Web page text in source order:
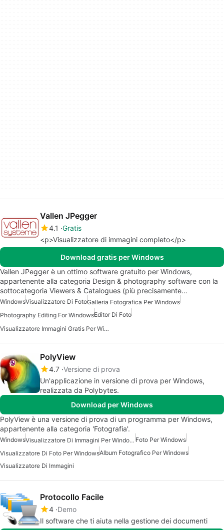
Vallen JPegger
4.1 Gratis
<p>Visualizzatore di immagini completo</p>
Download gratis per Windows
Vallen JPegger è un ottimo software gratuito per Windows,
appartenente alla categoria Design & photography software con la
sottocategoria Viewers & Catalogues (più precisamente…
WindowsVisualizzatore Di FotoGalleria Fotografica Per Windows
Photography Editing For WindowsEditor Di Foto
Visualizzatore Immagini Gratis Per Windows
PolyView
4.7 Versione di prova
Un'applicazione in versione di prova per Windows,
realizzata da Polybytes.
Download per Windows
PolyView è una versione di prova di un programma per Windows,
appartenente alla categoria 'Fotografia'.
Windows Visualizzatore Di Immagini Per Windows Foto Per Windows
Visualizzatore Di Foto Per WindowsAlbum Fotografico Per Windows
Visualizzatore Di Immagini
Protocollo Facile
4 Demo
Il software che ti aiuta nella gestione dei documenti